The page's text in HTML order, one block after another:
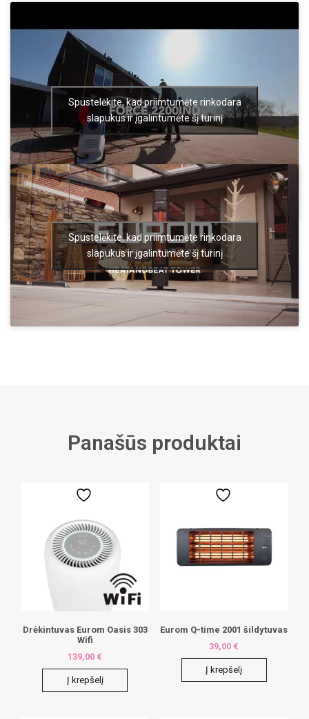
Spustelėkite, kad priimtumėte rinkodara
slapukus ir įgalintumėte šį turinį
Spustelėkite, kad priimtumėte rinkodara
slapukus ir įgalintumėte šį turinį
Panašūs produktai
Drėkintuvas Eurom Oasis 303
Wifi
139,00 €
Į krepšelį
Eurom Q-time 2001 šildytuvas
39,00 €
Į krepšelį